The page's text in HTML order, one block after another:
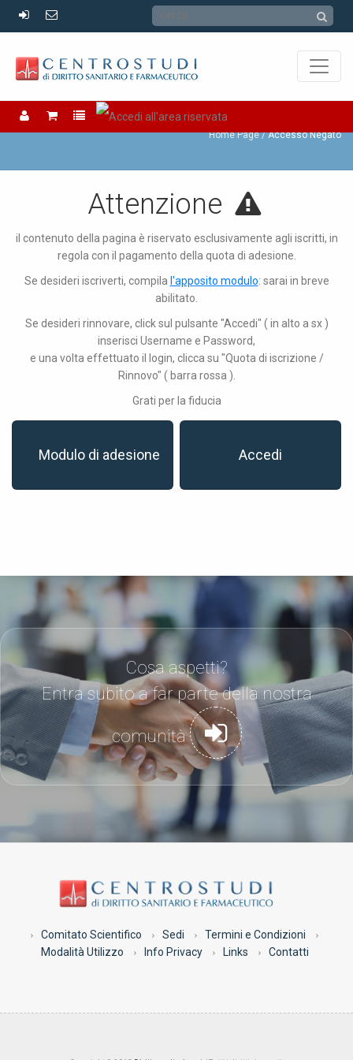
Accesso Negato
Home Page Accesso Negato
Attenzione
il contenuto della pagina è riservato esclusivamente agli iscritti, in
regola con il pagamento della quota di adesione.
Se desideri iscriverti, compila l'apposito modulo: sarai in breve
abilitato.
Se desideri rinnovare, click sul pulsante "Accedi" ( in alto a sx )
inserisci Username e Password,
e una volta effettuato il login, clicca su "Quota di iscrizione /
Rinnovo" ( barra rossa ).
Grati per la fiducia
Modulo di adesione Accedi
Cosa aspetti?
Entra subito a far parte della nostra
comunità
Comitato Scientifico Sedi
Termini e Condizioni
Modalità Utilizzo
Info Privacy Links Contatti